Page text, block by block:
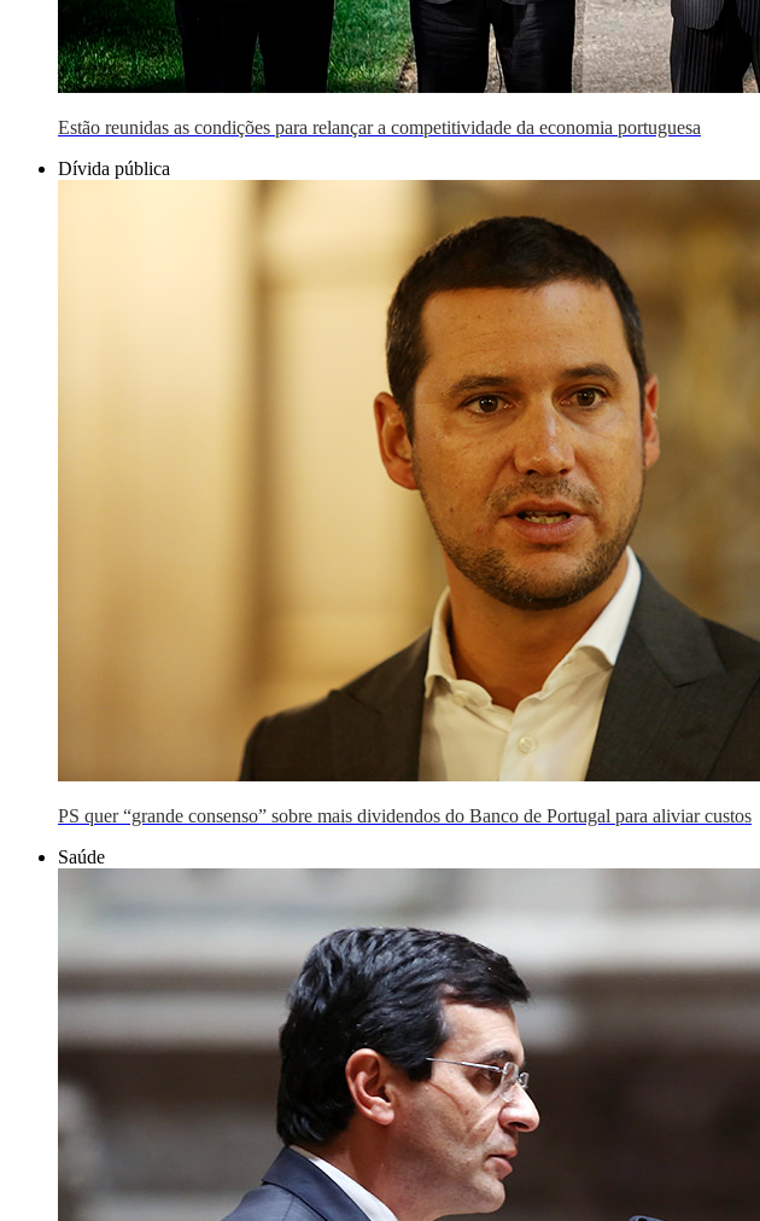
Estão reunidas as condições para relançar a competitividade da economia portuguesa
Dívida pública
PS quer “grande consenso” sobre mais dividendos do Banco de Portugal para aliviar custos
Saúde